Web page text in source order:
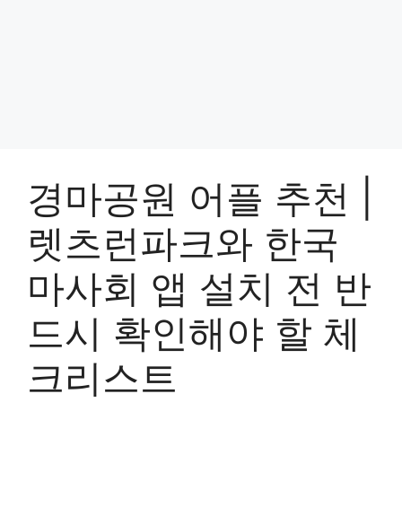
경마공원 어플 추천 |
렛츠런파크와 한국
마사회 앱 설치 전 반
드시 확인해야 할 체
크리스트